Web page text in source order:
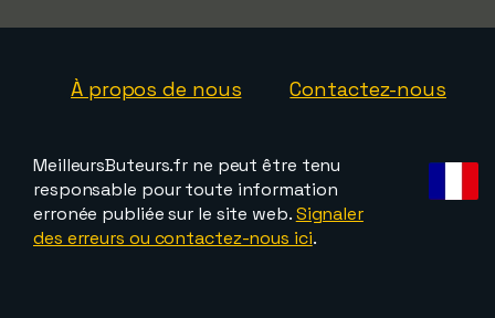
À propos de nous Contactez-nous
MeilleursButeurs.fr ne peut être tenu
responsable pour toute information
erronée publiée sur le site web.Signaler
des erreurs ou contactez-nous ici.